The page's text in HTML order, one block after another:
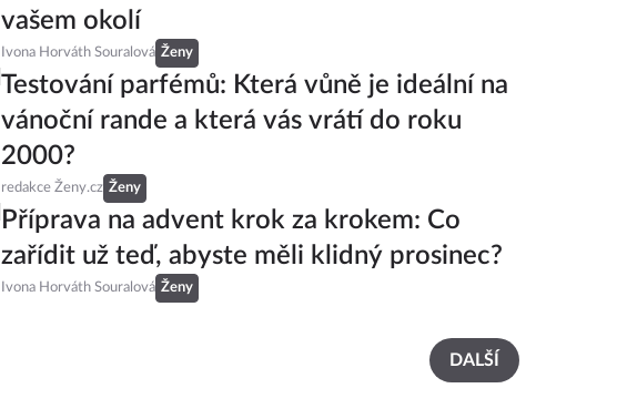
vašem okolí
Ivona Horváth Souralová Ženy
Testování parfémů: Která vůně je ideální na
vánoční rande a která vás vrátí do roku
2000?
redakce Ženy.cz Ženy
Příprava na advent krok za krokem: Co
zařídit už teď, abyste měli klidný prosinec?
Ivona Horváth Souralová Ženy
DALŠÍ